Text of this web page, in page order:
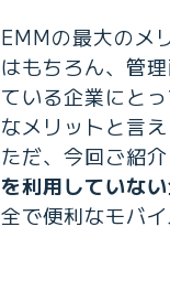
EMMの最大のメ
はもちろん、管
ている企業にと
なメリットと言え
ただ、今回ご紹
を利用していな
全で便利なモバ